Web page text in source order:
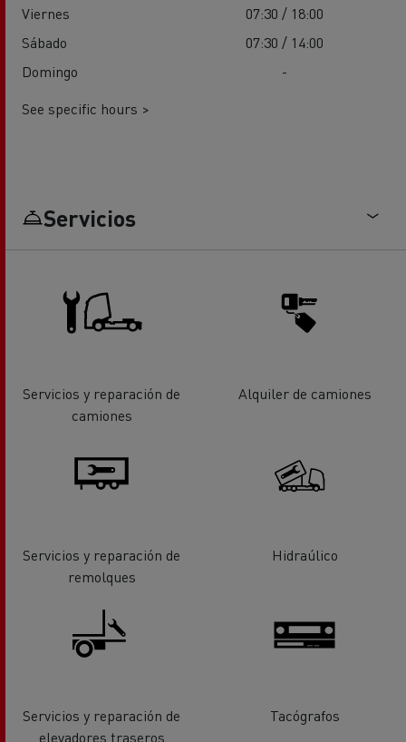
Viernes
07:30 / 18:00
Sábado
07:30 / 14:00
Domingo
-
See specific hours >
Servicios
Servicios y reparación de
camiones
Alquiler de camiones
Servicios y reparación de
remolques
Hidraúlico
Servicios y reparación de
elevadores traseros
Tacógrafos